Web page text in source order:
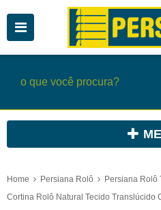
Home Persiana Rolô
Persiana Rolô
Cortina Rolô Natural Tecido Translúcido